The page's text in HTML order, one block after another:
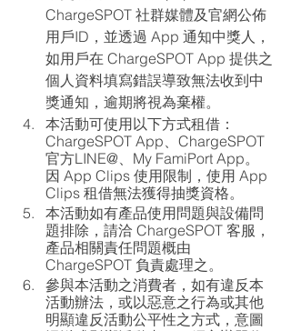
ChargeSPOT 社群媒體及官網公佈
用戶ID，並透過 App 通知中獎人，
如用戶在 ChargeSPOT App 提供之
個人資料填寫錯誤導致無法收到中
獎通知，逾期將視為棄權。
本活動可使用以下方式租借：
ChargeSPOT App、ChargeSPOT
官方LINE@、My FamiPort App。
因 App Clips 使用限制，使用 App
Clips 租借無法獲得抽獎資格。
本活動如有產品使用問題與設備問
題排除，請洽 ChargeSPOT 客服，
產品相關責任問題概由
ChargeSPOT 負責處理之。
參與本活動之消費者，如有違反本
活動辦法，或以惡意之行為或其他
明顯違反活動公平性之方式，意圖